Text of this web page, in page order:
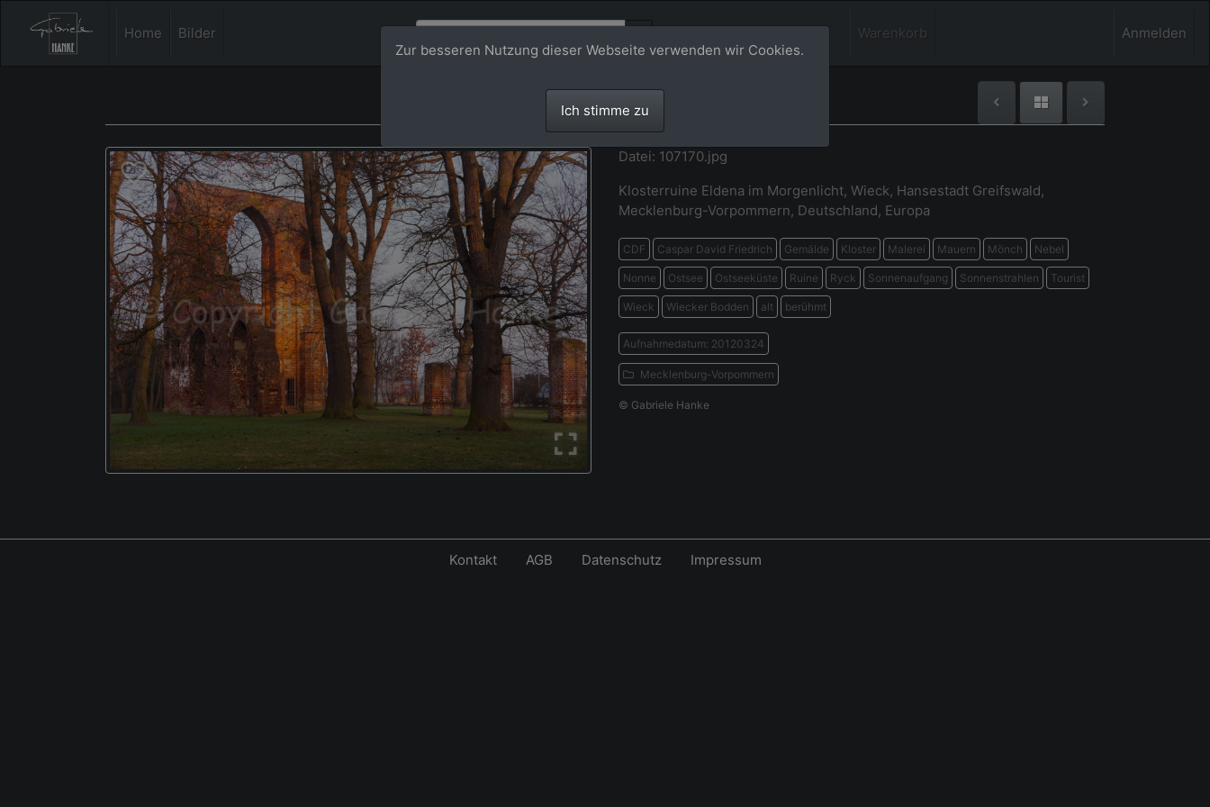
Home Bilder Warenkorb Anmelden
Datei: 107170.jpg
Klosterruine Eldena im Morgenlicht, Wieck, Hansestadt Greifswald,
Mecklenburg-Vorpommern, Deutschland, Europa
CDF Caspar David Friedrich Gemälde Kloster Malerei Mauern Mönch Nebel
Nonne Ostsee Ostseeküste Ruine Ryck Sonnenaufgang Sonnenstrahlen Tourist
Wieck Wiecker Bodden alt berühmt
Aufnahmedatum: 20120324
Mecklenburg-Vorpommern
© Gabriele Hanke
Zur besseren Nutzung dieser Webseite verwenden wir Cookies.
Ich stimme zu
Kontakt AGB Datenschutz Impressum